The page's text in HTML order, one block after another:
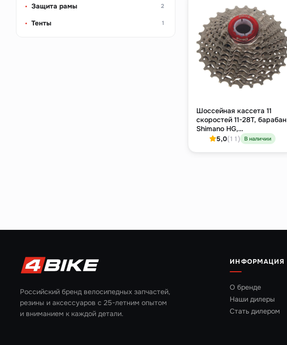
Защита рамы 2
Тенты 1
Шоссейная кассета 11
скоростей 11-28T, барабан
Shimano HG,
никелированная сталь
5,0(11) В наличии
Российский бренд велосипедных запчастей,
резины и аксессуаров с 25-летним опытом
и вниманием к каждой детали.
ИНФОРМАЦИЯ
О бренде
Наши дилеры
Стать дилером